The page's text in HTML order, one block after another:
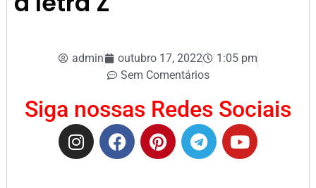
admin outubro 17, 2022
1:05 pm
Sem Comentários
Siga nossas Redes Sociais